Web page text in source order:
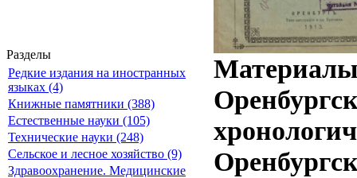
Разделы
Редкие издания на иностранных
языках (4)
Книжные памятники (388)
Естественные науки (105)
Технические науки (248)
Сельское и лесное хозяйство (9)
Здравоохранение. Медицинские
Материалы